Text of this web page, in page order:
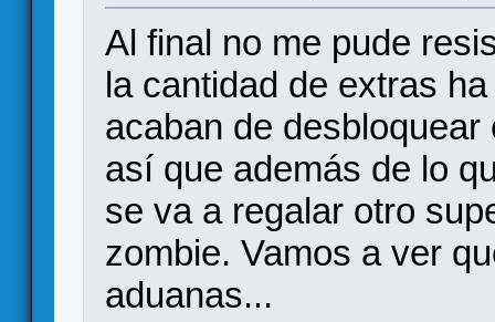
Al final no me pude
la cantidad de extras
acaban de
así que además de lo
se va a regalar otro
zombie. Vamos a ver
aduanas...